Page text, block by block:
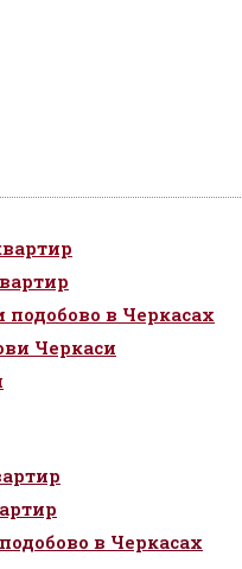
подобово в Черкасах
Черкаси
в Черкасах